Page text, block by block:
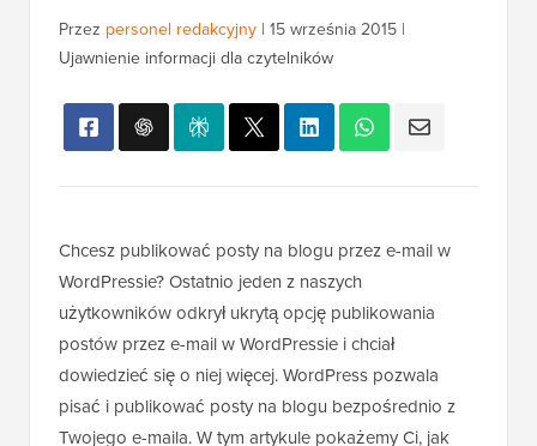
Przez personel redakcyjny | 15 września 2015 |
Ujawnienie informacji dla czytelników
Chcesz publikować posty na blogu przez e-mail w
WordPressie? Ostatnio jeden z naszych
użytkowników odkrył ukrytą opcję publikowania
postów przez e-mail w WordPressie i chciał
dowiedzieć się o niej więcej. WordPress pozwala
pisać i publikować posty na blogu bezpośrednio z
Twojego e-maila. W tym artykule pokażemy Ci, jak